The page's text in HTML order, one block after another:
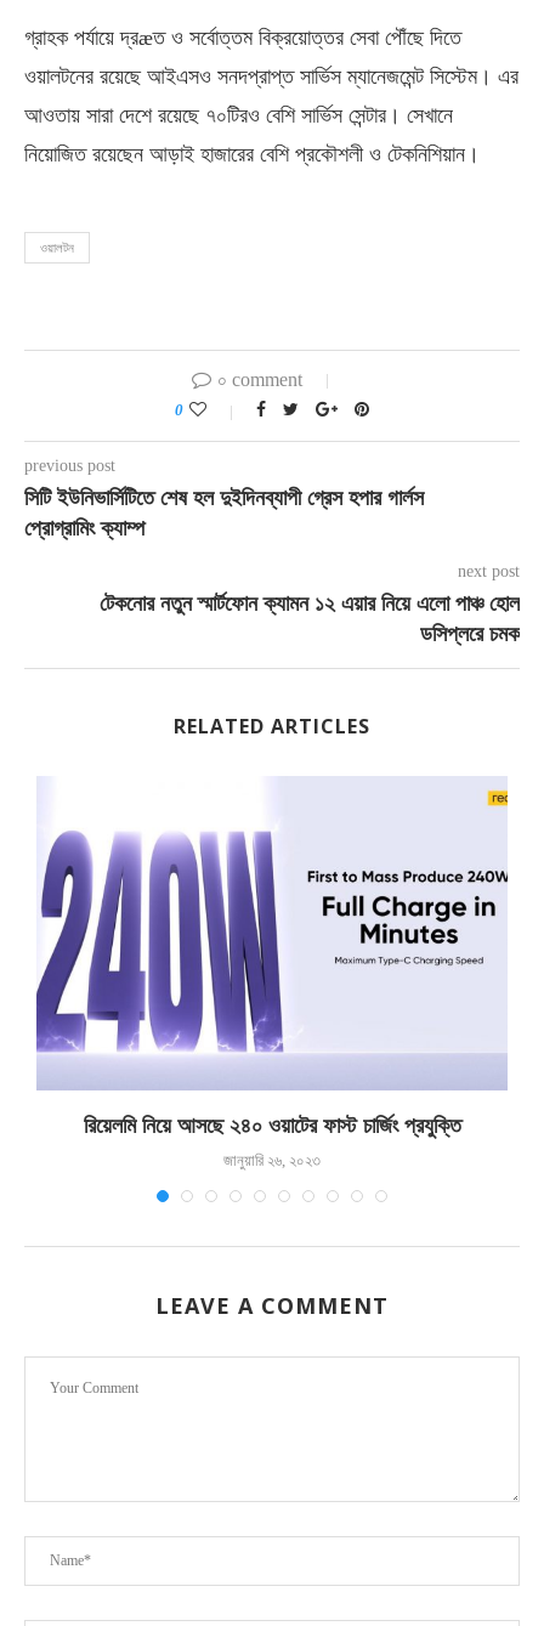
গ্রাহক পর্যায়ে দ্রæত ও সর্বোত্তম বিক্রয়োত্তর সেবা পৌঁছে দিতে
ওয়ালটনের রয়েছে আইএসও সনদপ্রাপ্ত সার্ভিস ম্যানেজমেন্ট সিস্টেম। এর
আওতায় সারা দেশে রয়েছে ৭০টিরও বেশি সার্ভিস সেন্টার। সেখানে
নিয়োজিত রয়েছেন আড়াই হাজারের বেশি প্রকৌশলী ও টেকনিশিয়ান।
ওয়ালটন
০ comment
0
previous post
সিটি ইউনিভার্সিটিতে শেষ হল দুইদিনব্যাপী গ্রেস হপার গার্লস
প্রোগ্রামিং ক্যাম্প
next post
টেকনোর নতুন স্মার্টফোন ক্যামন ১২ এয়ার নিয়ে এলো পাঞ্চ হোল
ডসিপ্লরে চমক
RELATED ARTICLES
রিয়েলমি নিয়ে আসছে ২৪০ ওয়াটের ফাস্ট চার্জিং প্রযুক্তি
জানুয়ারি ২৬, ২০২৩
LEAVE A COMMENT